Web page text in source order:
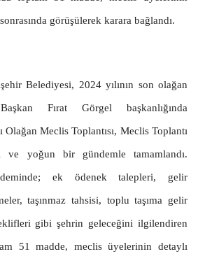
görüşülerek karara bağlandı.
Belediyesi, 2024 yılının son olağan
Fırat Görgel başkanlığında
Olağan Meclis Toplantısı, Meclis Toplantı
ve yoğun bir gündemle tamamlandı.
ek ödenek talepleri, gelir
taşınmaz tahsisi, toplu taşıma gelir
gibi şehrin geleceğini ilgilendiren
51 madde, meclis üyelerinin detaylı